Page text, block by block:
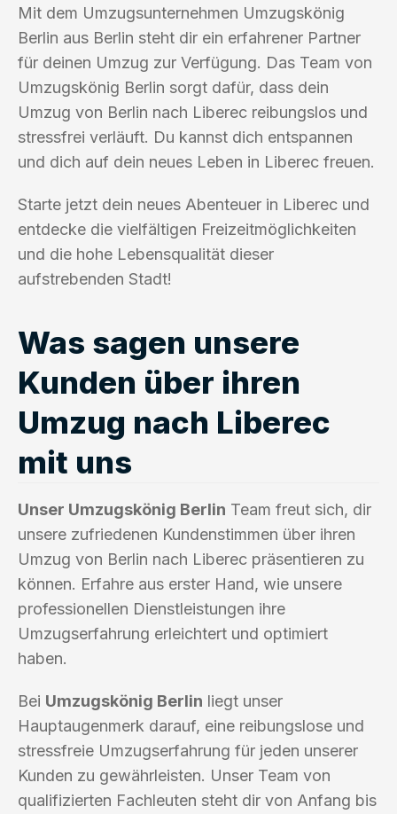
Mit dem Umzugsunternehmen Umzugskönig
Berlin aus Berlin steht dir ein erfahrener Partner
für deinen Umzug zur Verfügung. Das Team von
Umzugskönig Berlin sorgt dafür, dass dein
Umzug von Berlin nach Liberec reibungslos und
stressfrei verläuft. Du kannst dich entspannen
und dich auf dein neues Leben in Liberec freuen.
Starte jetzt dein neues Abenteuer in Liberec und
entdecke die vielfältigen Freizeitmöglichkeiten
und die hohe Lebensqualität dieser
aufstrebenden Stadt!
Was sagen unsere
Kunden über ihren
Umzug nach Liberec
mit uns
Unser Umzugskönig Berlin Team freut sich, dir
unsere zufriedenen Kundenstimmen über ihren
Umzug von Berlin nach Liberec präsentieren zu
können. Erfahre aus erster Hand, wie unsere
professionellen Dienstleistungen ihre
Umzugserfahrung erleichtert und optimiert
haben.
Bei Umzugskönig Berlin liegt unser
Hauptaugenmerk darauf, eine reibungslose und
stressfreie Umzugserfahrung für jeden unserer
Kunden zu gewährleisten. Unser Team von
qualifizierten Fachleuten steht dir von Anfang bis